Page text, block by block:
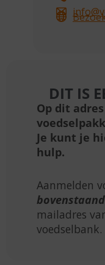
DIT IS
Op dit
Je kunt je
hulp.
Aanmelden
bovenstaand
mailadres
voedselbank.